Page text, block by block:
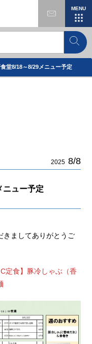
MENU
食堂8/18～8/29メニュー予定
2025 8/8
ニュー予定
きましてありがとうご
定食】豚冷しゃぶ（香